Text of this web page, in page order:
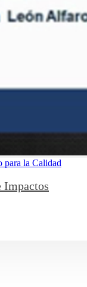
para la Calidad
Impactos